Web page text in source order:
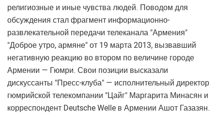
религиозные и иные чувства людей. Поводом для
обсуждения стал фрагмент информационно-
развлекательной передачи телеканала "Армения"
"Доброе утро, армяне" от 19 марта 2013, вызвавший
негативную реакцию во втором по величине городе
Армении — Гюмри. Свои позиции высказали
дискуссанты "Пресс-клуба" — исполнительный директор
гюмрийской телекомпании "Цайг" Маргарита Минасян и
корреспондент Deutsche Welle в Армении Ашот Газазян.